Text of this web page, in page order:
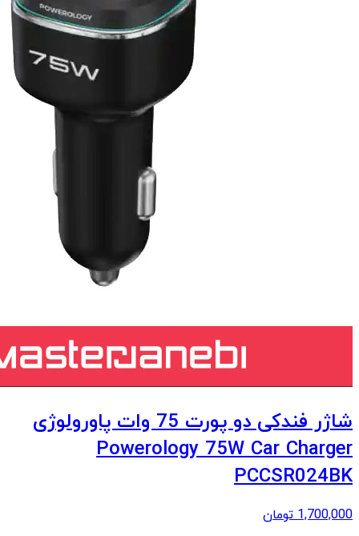
شاژر فندکی دو پورت 75 وات پاورولوژی
Powerology 75W Car Charger
PCCSR024BK
1,700,000 تومان